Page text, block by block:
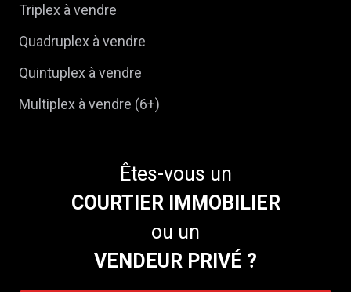
Triplex à vendre
Quadruplex à vendre
Quintuplex à vendre
Multiplex à vendre (6+)
Êtes-vous un
COURTIER IMMOBILIER
ou un
VENDEUR PRIVÉ ?